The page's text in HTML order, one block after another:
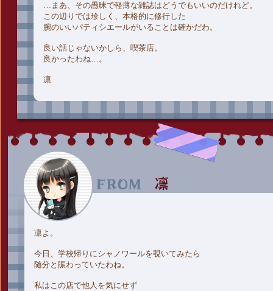
…まあ、その愚昧で軽薄な雑誌はどうでもいいのだけれど。
この辺りでは珍しく、本格的に修行した
腕のいいパティシエールがいることは確かだわ。
良い話じゃないかしら、喫茶店。
良かったわね…。
凛
凛よ。
今日、学校帰りにシャノワールを覗いてみたら
随分と賑わっていたわね。
私はこの店で他人を気にせず